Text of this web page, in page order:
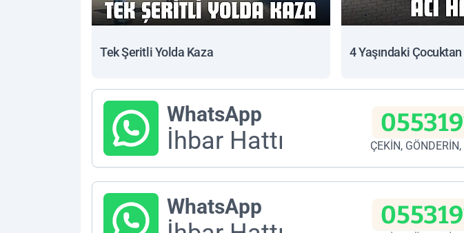
Tek Şeritli Yolda Kaza 4 Yaşındaki
WhatsApp
İhbar Hattı ÇEKİN,
WhatsApp